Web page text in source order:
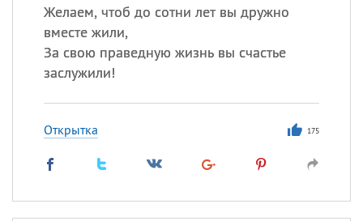
Желаем, чтоб до сотни лет вы дружно
вместе жили,
За свою праведную жизнь вы счастье
заслужили!
Открытка 175